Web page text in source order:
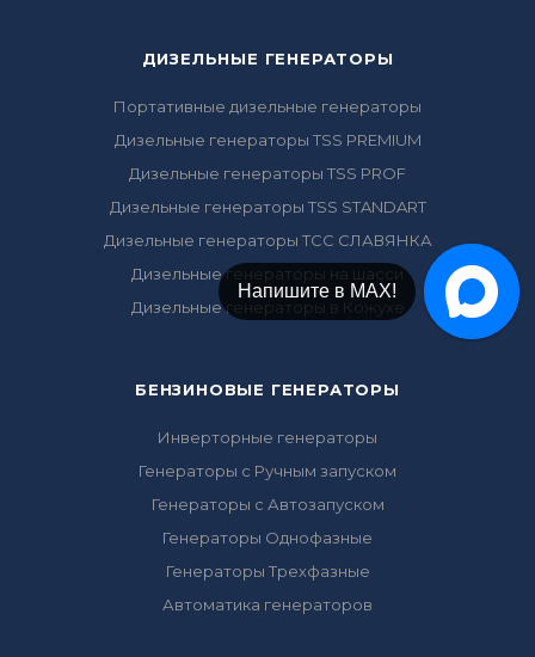
ДИЗЕЛЬНЫЕ ГЕНЕРАТОРЫ
Портативные дизельные генераторы
Дизельные генераторы TSS PREMIUM
Дизельные генераторы TSS PROF
Дизельные генераторы TSS STANDART
Дизельные генераторы ТСС СЛАВЯНКА
Дизельные генераторы на шасси
Дизельные генераторы в Кожухе
БЕНЗИНОВЫЕ ГЕНЕРАТОРЫ
Инверторные генераторы
Генераторы с Ручным запуском
Генераторы с Автозапуском
Генераторы Однофазные
Генераторы Трехфазные
Автоматика генераторов
Напишите в Telegram! Напишите в МАХ!